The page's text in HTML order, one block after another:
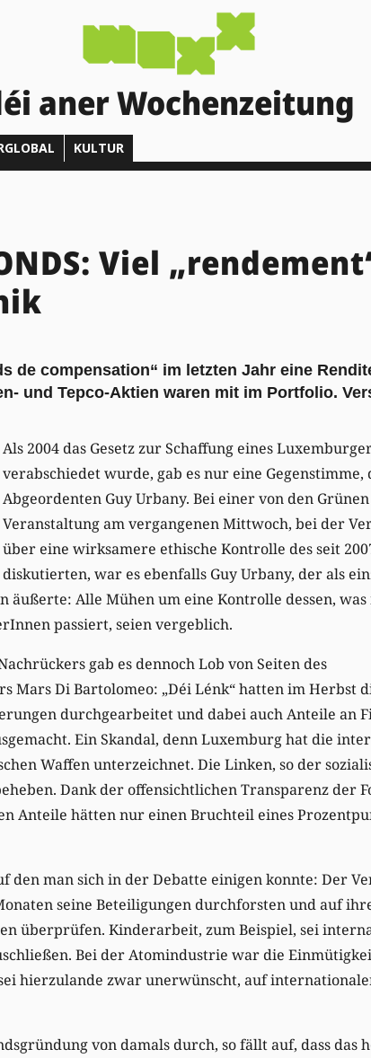
aner Wochenzeitung
KULTUR
Viel
de compensation“ im letzten Jahr eine
und Tepco-Aktien waren mit im Portfolio.
Als 2004 das Gesetz zur Schaffung eines
verabschiedet wurde, gab es nur eine Gegenstimme,
Abgeordenten Guy Urbany. Bei einer von den
Veranstaltung am vergangenen Mittwoch, bei der
über eine wirksamere ethische Kontrolle des seit
diskutierten, war es ebenfalls Guy Urbany, der als
äußerte: Alle Mühen um eine Kontrolle dessen,
passiert, seien vergeblich.
gab es dennoch Lob von Seiten des
Mars Di Bartolomeo: „Déi Lénk“ hatten im Herbst
durchgearbeitet und dabei auch Anteile an
Ein Skandal, denn Luxemburg hat die
Waffen unterzeichnet. Die Linken, so der
Dank der offensichtlichen Transparenz der
Anteile hätten nur einen Bruchteil eines
den man sich in der Debatte einigen konnte: Der
seine Beteiligungen durchforsten und auf
überprüfen. Kinderarbeit, zum Beispiel, sei
Bei der Atomindustrie war die
hierzulande zwar unerwünscht, auf
von damals durch, so fällt auf, dass das